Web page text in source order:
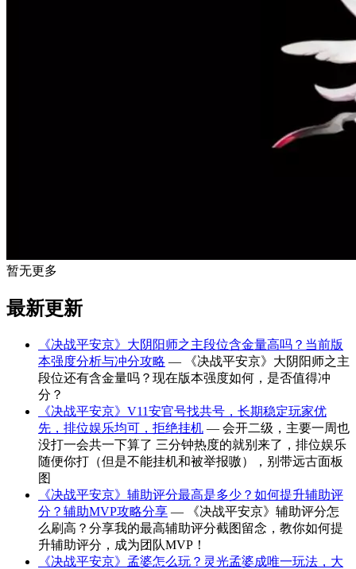
暂无更多
最新更新
《决战平安京》大阴阳师之主段位含金量高吗？当前版
本强度分析与冲分攻略 — 《决战平安京》大阴阳师之主
段位还有含金量吗？现在版本强度如何，是否值得冲
分？
《决战平安京》V11安官号找共号，长期稳定玩家优
先，排位娱乐均可，拒绝挂机 — 会开二级，主要一周也
没打一会共一下算了 三分钟热度的就别来了，排位娱乐
随便你打（但是不能挂机和被举报嗷），别带远古面板
图
《决战平安京》辅助评分最高是多少？如何提升辅助评
分？辅助MVP攻略分享 — 《决战平安京》辅助评分怎
么刷高？分享我的最高辅助评分截图留念，教你如何提
升辅助评分，成为团队MVP！
《决战平安京》孟婆怎么玩？灵光孟婆成唯一玩法，大